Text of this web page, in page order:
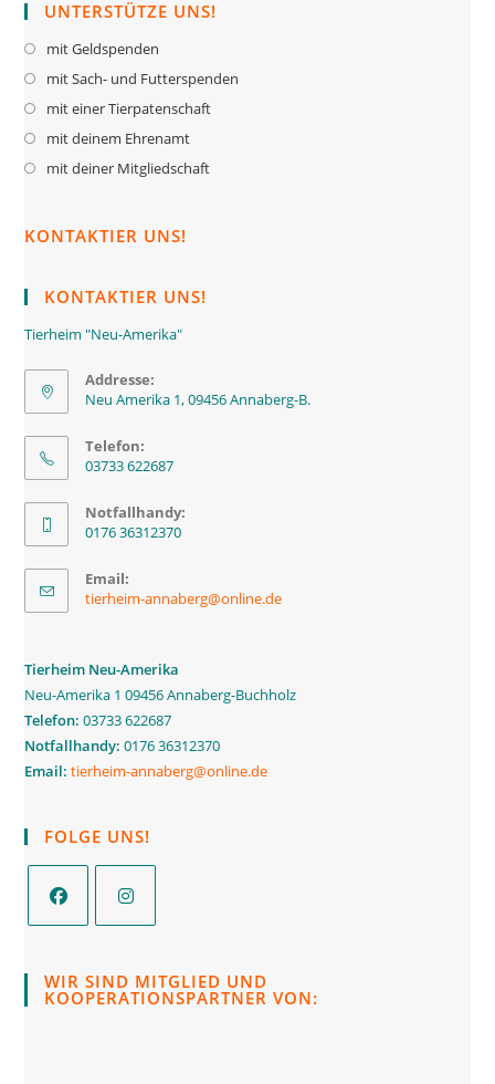
UNTERSTÜTZE UNS!
mit Geldspenden
mit Sach- und Futterspenden
mit einer Tierpatenschaft
mit deinem Ehrenamt
mit deiner Mitgliedschaft
KONTAKTIER UNS!
KONTAKTIER UNS!
Tierheim "Neu-Amerika"
Addresse:
Neu Amerika 1, 09456 Annaberg-B.
Telefon:
03733 622687
Notfallhandy:
0176 36312370
Email:
tierheim-annaberg@online.de
Tierheim Neu-Amerika
Neu-Amerika 1 09456 Annaberg-Buchholz
Telefon:03733 622687
Notfallhandy: 0176 36312370
Email:tierheim-annaberg@online.de
FOLGE UNS!
WIR SIND MITGLIED UND
KOOPERATIONSPARTNER VON: